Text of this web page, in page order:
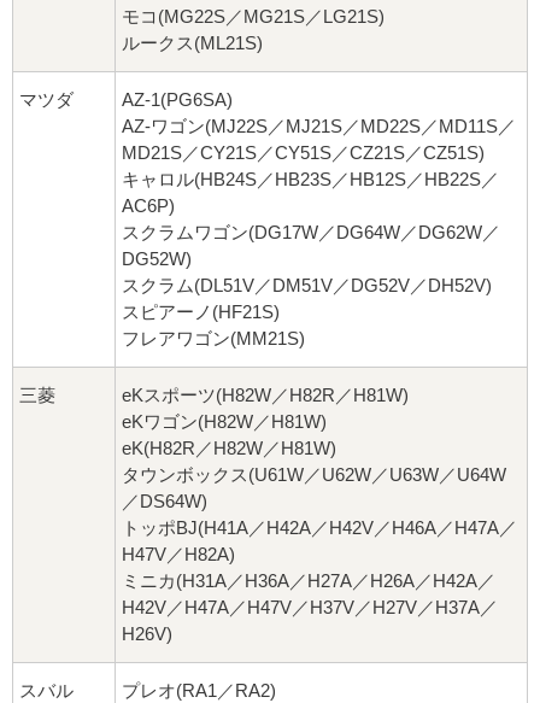
モコ(MG22S／MG21S／LG21S)
ルークス(ML21S)
マツダ
AZ-1(PG6SA)
AZ-ワゴン(MJ22S／MJ21S／MD22S／MD11S／
MD21S／CY21S／CY51S／CZ21S／CZ51S)
キャロル(HB24S／HB23S／HB12S／HB22S／
AC6P)
スクラムワゴン(DG17W／DG64W／DG62W／
DG52W)
スクラム(DL51V／DM51V／DG52V／DH52V)
スピアーノ(HF21S)
フレアワゴン(MM21S)
三菱
eKスポーツ(H82W／H82R／H81W)
eKワゴン(H82W／H81W)
eK(H82R／H82W／H81W)
タウンボックス(U61W／U62W／U63W／U64W
／DS64W)
トッポBJ(H41A／H42A／H42V／H46A／H47A／
H47V／H82A)
ミニカ(H31A／H36A／H27A／H26A／H42A／
H42V／H47A／H47V／H37V／H27V／H37A／
H26V)
スバル
プレオ(RA1／RA2)